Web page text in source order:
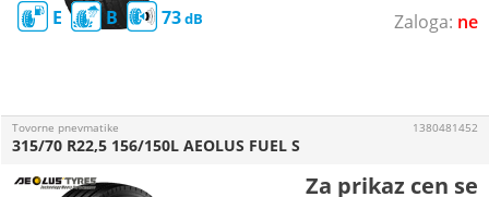
ne
E B 73
Tovorne pnevmatike
315/70 R22,5 156/150L AEOLUS FUEL S
1380481452
Za prikaz cen se